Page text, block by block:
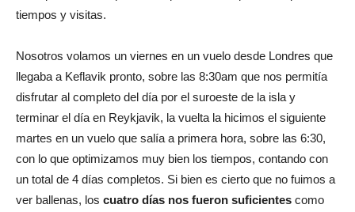
tiempos y visitas.
Nosotros volamos un viernes en un vuelo desde Londres que
llegaba a Keflavik pronto, sobre las 8:30am que nos permitía
disfrutar al completo del día por el suroeste de la isla y
terminar el día en Reykjavik, la vuelta la hicimos el siguiente
martes en un vuelo que salía a primera hora, sobre las 6:30,
con lo que optimizamos muy bien los tiempos, contando con
un total de 4 días completos. Si bien es cierto que no fuimos a
ver ballenas, los cuatro días nos fueron suficientes como